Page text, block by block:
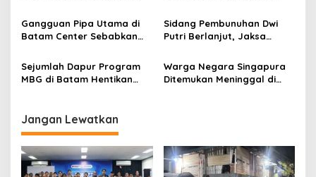
Agung Batam
Reklamasi
Gangguan Pipa Utama di
Batam Center Sebabkan
Hingga 12 Jam
Sidang Pembunuhan Dwi
Putri Berlanjut, Jaksa
Perkuat Pembuktian
Sejumlah Dapur Program
MBG di Batam Hentikan
Warga Negara Singapura
Ditemukan Meninggal di
Jangan Lewatkan